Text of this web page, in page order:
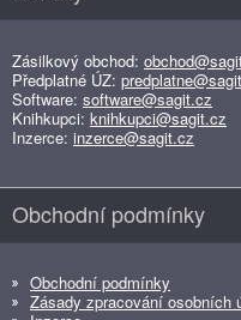
Zásilkový obchod:
Předplatné ÚZ:
Software: software@sagit.cz
Knihkupci: knihkupci@sagit.cz
Inzerce: inzerce@sagit.cz
Obchodní podmínky
Obchodní podmínky
Zásady zpracování osobních